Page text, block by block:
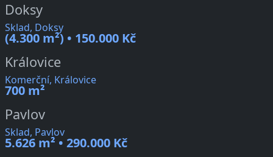
Doksy
Sklad, Doksy
(4.300 m²) • 150.000 Kč
Královice
Komerční, Královice
700 m²
Pavlov
Sklad, Pavlov
5.626 m² • 290.000 Kč